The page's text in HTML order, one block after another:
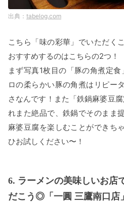
tabelog.com
こちら「味の彩華」でいただく
おすすめするのはこちらの2つ！
まず写真1枚目の「豚の角煮定
ロの柔らかい豚の角煮はリピー
さなんです！また「鉄鍋麻婆豆
れまた絶品で、鉄鍋でそのまま
麻婆豆腐を楽しむことができち
ひお試しください〜！
6. ラーメンの美味しいお店
だこう◎「一圓 三鷹南口店」